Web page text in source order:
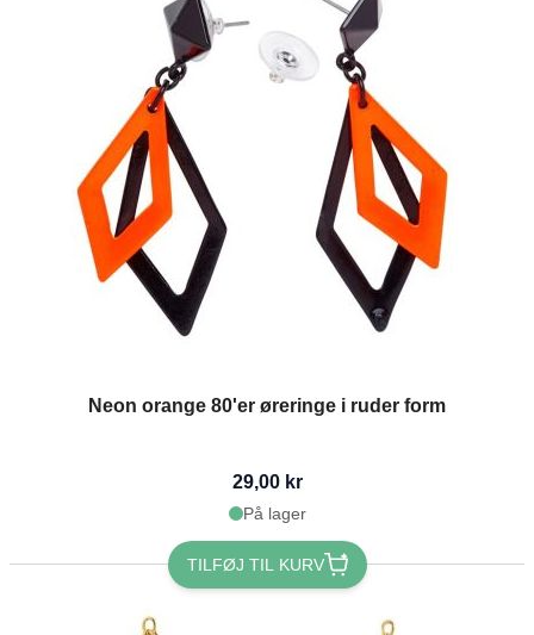
Neon orange 80'er øreringe i ruder form
29,00 kr
På lager
TILFØJ TIL KURV